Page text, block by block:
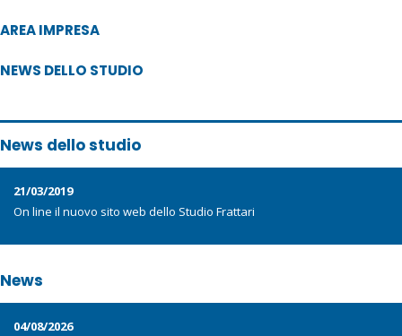
AREA IMPRESA
NEWS DELLO STUDIO
News dello studio
21/03/2019
On line il nuovo sito web dello Studio Frattari
News
04/08/2026